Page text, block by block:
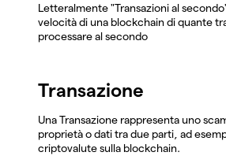
Letteralmente "Transazioni al
velocità di una blockchain di quante
processare al secondo
Transazione
Una Transazione rappresenta uno
proprietà o dati tra due parti, ad
criptovalute sulla blockchain.